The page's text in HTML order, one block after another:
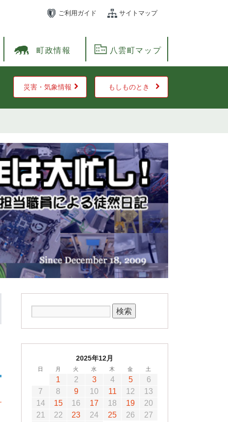
ご利用ガイド サイトマップ
町政情報 八雲町マップ
災害・気象情報 もしものとき
2025年12月
日 月 火 水 木 金 土
1 2 3 4 5
6
7
8 9 10 11 12
13
14
15 16 17 18 19
20
21
22 23 24 25 26
27